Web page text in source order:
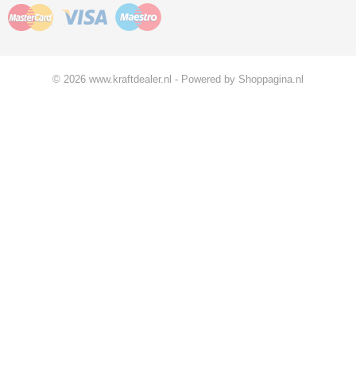
© 2026 www.kraftdealer.nl - Powered by Shoppagina.nl